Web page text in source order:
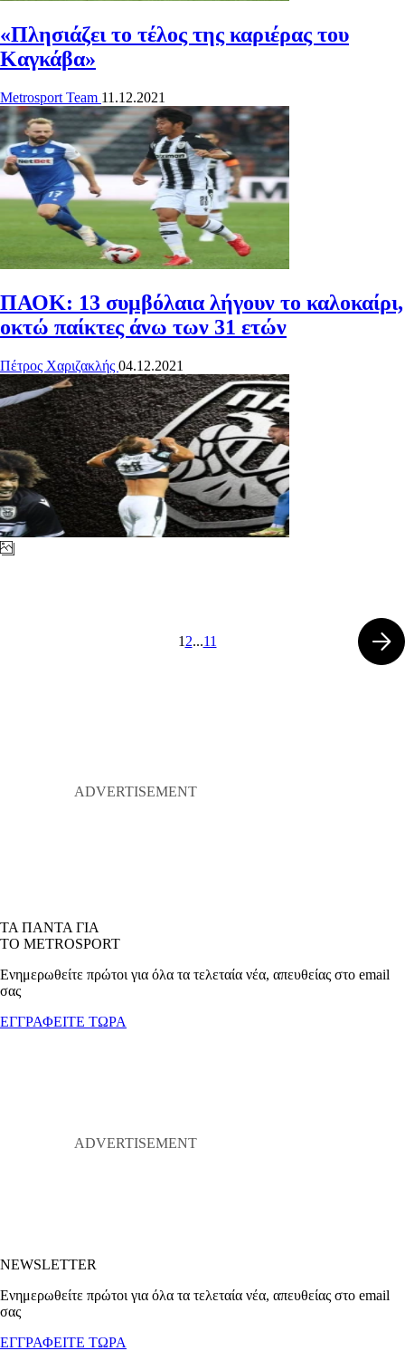
«Πλησιάζει το τέλος της καριέρας του
Καγκάβα»
Metrosport Team 11.12.2021
ΠΑΟΚ: 13 συμβόλαια λήγουν το καλοκαίρι,
οκτώ παίκτες άνω των 31 ετών
Πέτρος Χαριζακλής 04.12.2021
1 2...11
ΤΑ ΠΑΝΤΑ ΓΙΑ
ΤΟ METROSPORT
Ενημερωθείτε πρώτοι για όλα τα τελεταία νέα, απευθείας στο email
σας
ΕΓΓΡΑΦΕΙΤΕ ΤΩΡΑ
NEWSLETTER
Ενημερωθείτε πρώτοι για όλα τα τελεταία νέα, απευθείας στο email
σας
ΕΓΓΡΑΦΕΙΤΕ ΤΩΡΑ